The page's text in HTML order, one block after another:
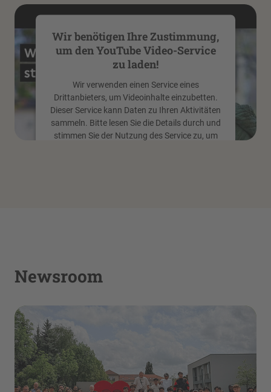
Wir benötigen Ihre Zustimmung,
um den YouTube Video-Service
zu laden!
Wir verwenden einen Service eines
Drittanbieters, um Videoinhalte einzubetten.
Dieser Service kann Daten zu Ihren Aktivitäten
sammeln. Bitte lesen Sie die Details durch und
stimmen Sie der Nutzung des Service zu, um
Newsroom